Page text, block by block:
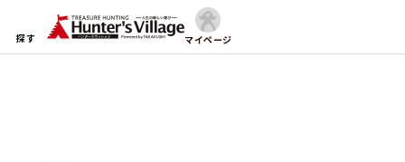
探す マイページ